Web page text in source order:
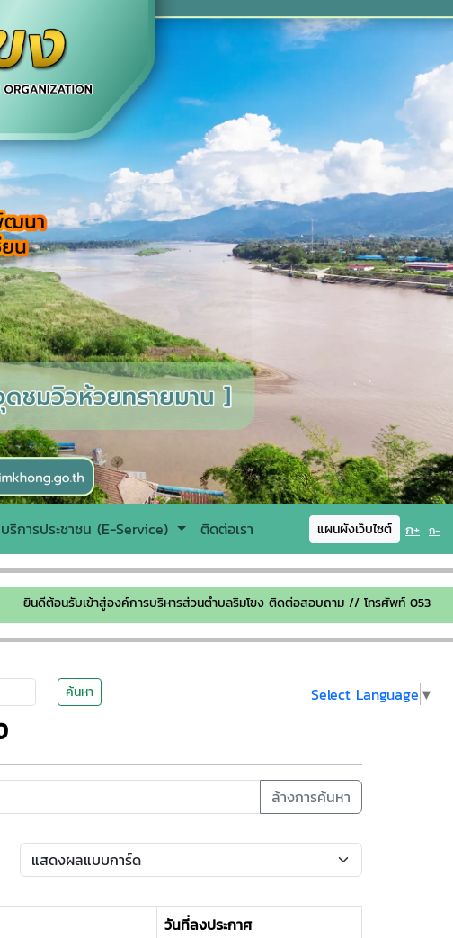
บริการประชาชน (E-Service) ติดต่อเรา แผนผังเว็บไซต์ ก+ ก-
ต้อนรับเข้าสู่องค์การบริหารส่วนตำบลริมโขง ติดต่อสอบถาม // โทรศัพท์ 053-160-664
ค้นหา Select Language ▼
ล้างการค้นหา
วันที่ลงประกาศ